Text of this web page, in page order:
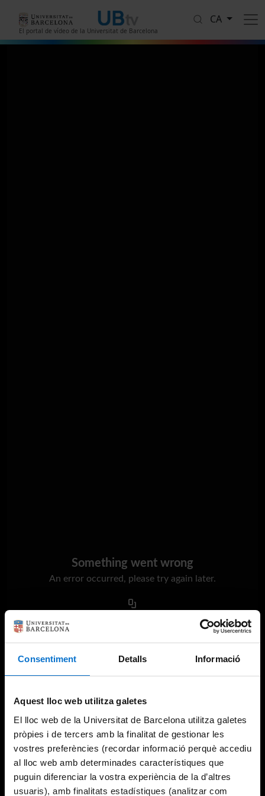
Consentiment Detalls Informació
Aquest lloc web utilitza galetes
El lloc web de la Universitat de Barcelona utilitza galetes
pròpies i de tercers amb la finalitat de gestionar les
vostres preferències (recordar informació perquè accediu
al lloc web amb determinades característiques que
puguin diferenciar la vostra experiència de la d’altres
usuaris), amb finalitats estadístiques (analitzar com
El portal de vídeo de la Universitat de Barcelona
CA
Something went wrong
An error occurred, please try again later.